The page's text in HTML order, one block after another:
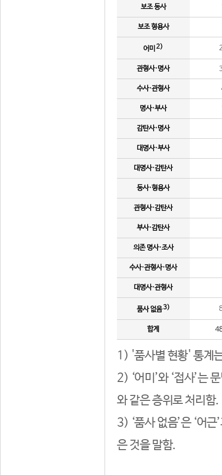
보조 동사
보조 형용사
어미 2)
관형사·명사
수사·관형사
명사·부사
감탄사·명사
대명사·부사
대명사·감탄사
동사·형용사
관형사·감탄사
부사·감탄사
의존 명사·조사
수사·관형사·명사
대명사·관형사
품사 없음3)
합계
1) '품사별 현황' 통계
2) ‘어미’와 ‘접사’는
와 같은 층위로 처리함.
3) ‘품사 없음’은 ‘어
은 것을 말함.